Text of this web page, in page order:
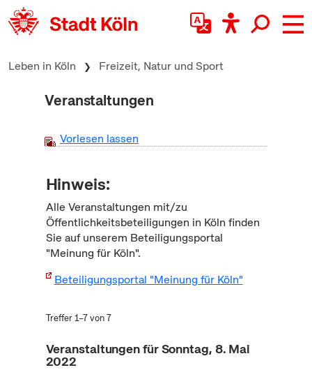
zum Inhalt springen
Leben in Köln Freizeit, Natur und Sport
Veranstaltungen
Vorlesen lassen
Hinweis:
Alle Veranstaltungen mit/zu
Öffentlichkeitsbeteiligungen in Köln finden
Sie auf unserem Beteiligungsportal
"Meinung für Köln".
Beteiligungsportal "Meinung für Köln"
Treffer 1–7 von 7
Veranstaltungen für Sonntag, 8. Mai
2022